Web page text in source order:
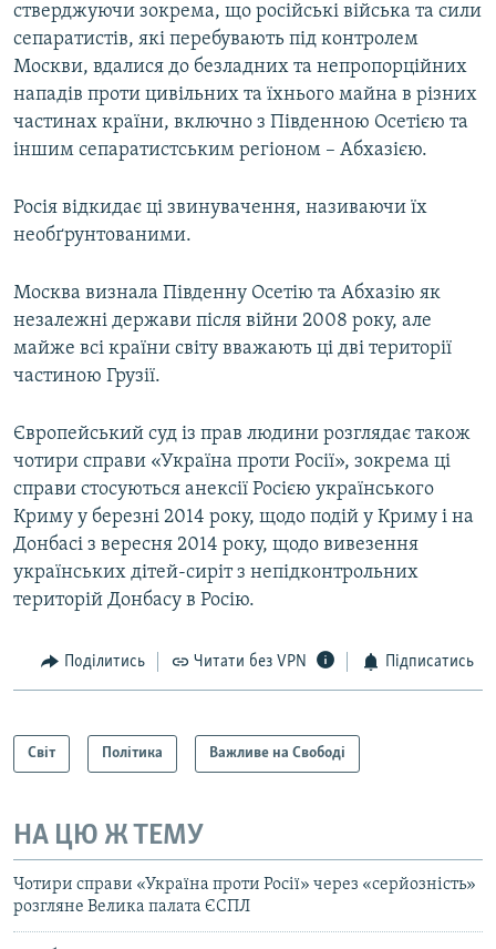
стверджуючи зокрема, що російські війська та сили
сепаратистів, які перебувають під контролем
Москви, вдалися до безладних та непропорційних
нападів проти цивільних та їхнього майна в різних
частинах країни, включно з Південною Осетією та
іншим сепаратистським регіоном – Абхазією.
Росія відкидає ці звинувачення, називаючи їх
необґрунтованими.
Москва визнала Південну Осетію та Абхазію як
незалежні держави після війни 2008 року, але
майже всі країни світу вважають ці дві території
частиною Грузії.
Європейський суд із прав людини розглядає також
чотири справи «Україна проти Росії», зокрема ці
справи стосуються анексії Росією українського
Криму у березні 2014 року, щодо подій у Криму і на
Донбасі з вересня 2014 року, щодо вивезення
українських дітей-сиріт з непідконтрольних
територій Донбасу в Росію.
Поділитись Читати без VPN Підписатись
Світ Політика Важливе на Свободі
НА ЦЮ Ж ТЕМУ
Чотири справи «Україна проти Росії» через «серйозність»
розгляне Велика палата ЄСПЛ